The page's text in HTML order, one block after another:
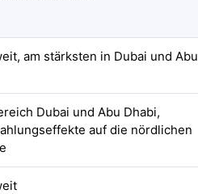
am stärksten in Dubai und Abu
Dubai und Abu Dhabi,
auf die nördlichen